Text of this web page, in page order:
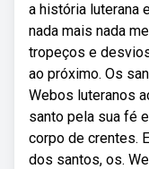
a história luterana
nada mais nada
tropeços e
ao próximo. Os
Webos luteranos
santo pela sua fé
corpo de crentes.
dos santos, os.